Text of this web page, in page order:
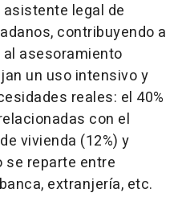
legal de
contribuyendo a
asesoramiento
un uso intensivo y
reales: el 40%
con el
vivienda (12%) y
se reparte entre
extranjería, etc.